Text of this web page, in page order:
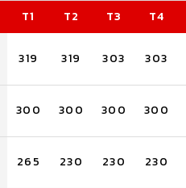
T1 T2 T3 T4
319 319 303 303
300 300 300 300
265 230 230 230